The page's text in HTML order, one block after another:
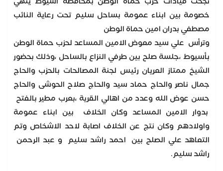
خصومة بين ابناء عمومة بساحل سليم تحت رعاية النائب
مصطفي بدران امين حماة الوطن
وترأس علي سيد معوض الامين المساعد لحزب حماة الوطن
بأسيوط ،جلسة صلح بين طرفي النزاع بالساحل ،وذلك بحضور
الشيخ ممتاز العريان رئيس لجنة المصالحات بالحزب والحاج
جمال ناصر والحاج حماد سيد والحاج صلاح الحوشى والحاج
حسن عوض الله وعدد من اهالي القرية ،بعرب مطير بالفتح
بدوار الامين المساعد وكان الخلاف بين ابناء عمومة
واولادهم وكان نتج عن الخلاف اصابة لاحد الاشخاص وتم
التعاهد علي الصلح بين احمد راشد سليم و عبد الرحمن
راشد سليم.